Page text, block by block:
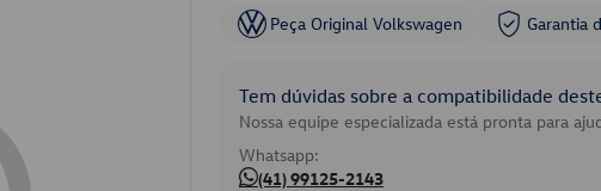
Peça Original Volkswagen Garantia
Tem dúvidas sobre a compatibilidade
Nossa equipe especializada está pronta para
Whatsapp:
(41) 99125-2143